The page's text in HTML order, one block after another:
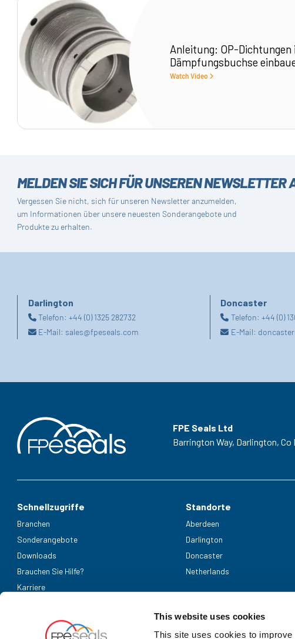
This website uses cookies
This site uses cookies to
Anleitung: OP-Dichtungen
Dämpfungsbuchse
Watch Video
MELDEN SIE SICH FÜR UNSEREN NEWSLETTER
Vergessen Sie nicht, sich für unseren Newsletter anzumelden,
um Informationen über unsere neuesten Sonderangebote und
Produkte zu erhalten.
Darlington
Telefon:+44 (0) 1325 282732
E-Mail: sales@fpeseals.com
Doncaster
Telefon: +44 (0)
E-Mail:
FPE Seals Ltd
Barrington Way, Darlington, Co
Schnellzugriffe
Branchen
Sonderangebote
Downloads
Brauchen Sie Hilfe?
Karriere
Standorte
Aberdeen
Darlington
Doncaster
Netherlands
Akzeptierte Zahlungsmethoden